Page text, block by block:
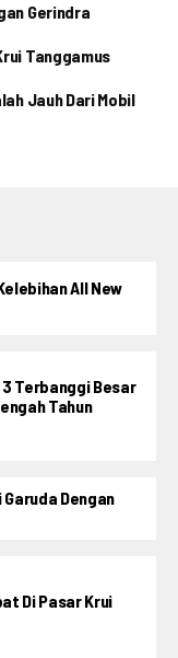
Gerindra
Tanggamus
Jauh Dari Mobil
All New
3 Terbanggi Besar
Tahun
Dengan
Di Pasar Krui